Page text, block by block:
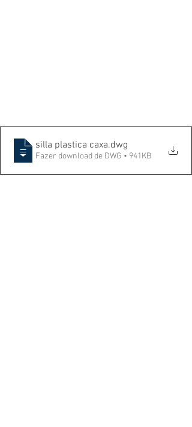
silla plastica caxa.dwg
Fazer download de DWG • 941KB